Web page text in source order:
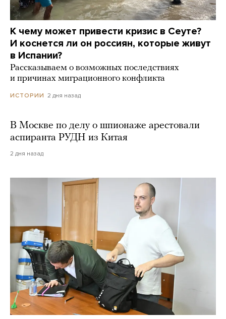
К чему может привести кризис в Сеуте?
И коснется ли он россиян, которые живут
в Испании?
Рассказываем о возможных последствиях
и причинах миграционного конфликта
ИСТОРИИ 2 дня назад
В Москве по делу о шпионаже арестовали
аспиранта РУДН из Китая
2 дня назад